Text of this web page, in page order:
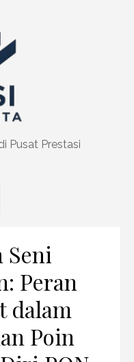
Pusat Prestasi
Seni
Peran
dalam
Poin